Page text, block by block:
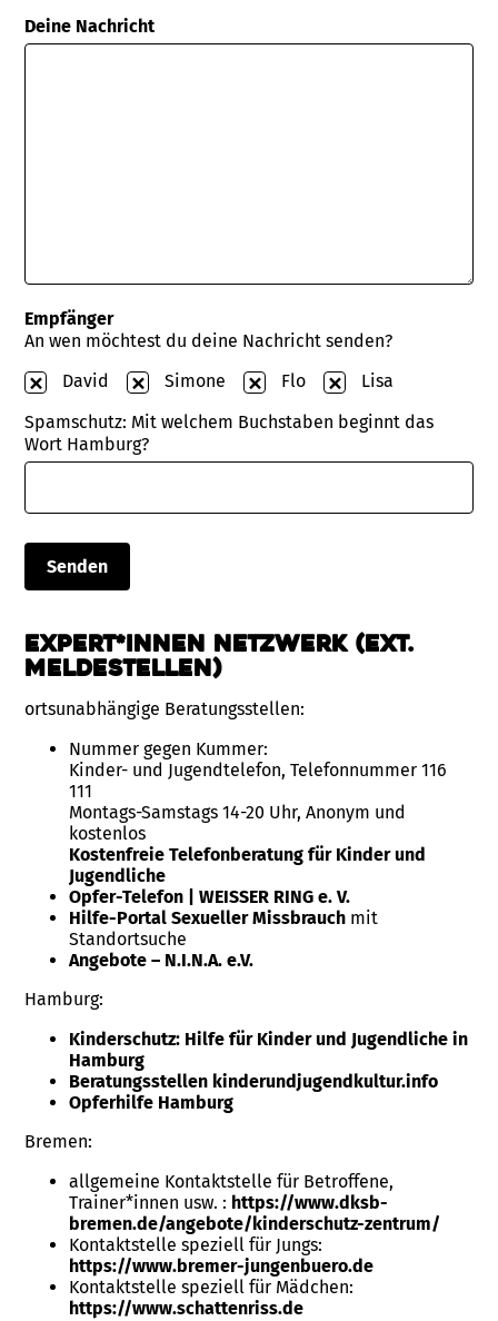
Deine Nachricht
Empfänger
An wen möchtest du deine Nachricht senden?
David
Simone Flo
Lisa
Spamschutz: Mit welchem Buchstaben beginnt das
Wort Hamburg?
Expert*innen Netzwerk (ext.
Meldestellen)
ortsunabhängige Beratungsstellen:
Nummer gegen Kummer:
Kinder- und Jugendtelefon, Telefonnummer 116
111
Montags-Samstags 14-20 Uhr, Anonym und
kostenlos
Kostenfreie Telefonberatung für Kinder und
Jugendliche
Opfer-Telefon | WEISSER RING e. V.
Hilfe-Portal Sexueller Missbrauch mit
Standortsuche
Angebote – N.I.N.A. e.V.
Hamburg:
Kinderschutz: Hilfe für Kinder und Jugendliche in
Hamburg
Beratungsstellen kinderundjugendkultur.info
Opferhilfe Hamburg
Bremen:
allgemeine Kontaktstelle für Betroffene,
Trainer*innen usw. : https://www.dksb-
bremen.de/angebote/kinderschutz-zentrum/
Kontaktstelle speziell für Jungs:
https://www.bremer-jungenbuero.de
Kontaktstelle speziell für Mädchen:
https://www.schattenriss.de